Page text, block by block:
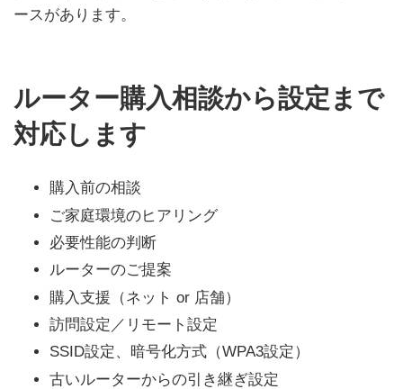
ースがあります。
ルーター購入相談から設定まで
対応します
購入前の相談
ご家庭環境のヒアリング
必要性能の判断
ルーターのご提案
購入支援（ネット or 店舗）
訪問設定／リモート設定
SSID設定、暗号化方式（WPA3設定）
古いルーターからの引き継ぎ設定